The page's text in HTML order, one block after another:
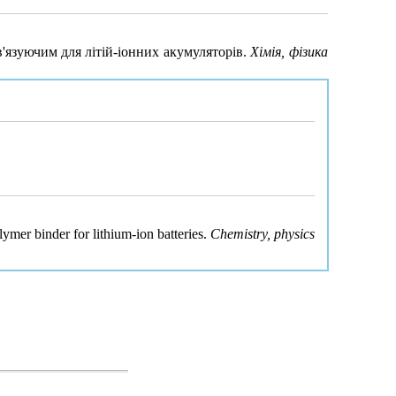
для літій-іонних акумуляторів.Хімія, фізика
binder for lithium-ion batteries. Chemistry, physics